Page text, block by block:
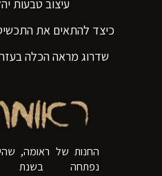
עיצוב טבעות
כיצד להתאים את
שדרוג מראה הכלה
החנות של ראומה,